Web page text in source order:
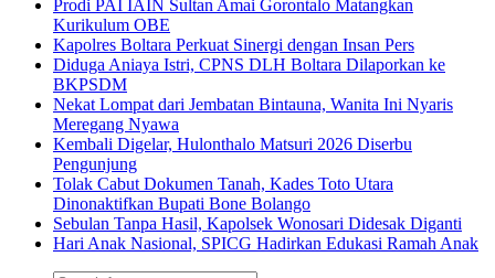
Prodi PAI IAIN Sultan Amai Gorontalo Matangkan
Kurikulum OBE
Kapolres Boltara Perkuat Sinergi dengan Insan Pers
Diduga Aniaya Istri, CPNS DLH Boltara Dilaporkan ke
BKPSDM
Nekat Lompat dari Jembatan Bintauna, Wanita Ini Nyaris
Meregang Nyawa
Kembali Digelar, Hulonthalo Matsuri 2026 Diserbu
Pengunjung
Tolak Cabut Dokumen Tanah, Kades Toto Utara
Dinonaktifkan Bupati Bone Bolango
Sebulan Tanpa Hasil, Kapolsek Wonosari Didesak Diganti
Hari Anak Nasional, SPICG Hadirkan Edukasi Ramah Anak